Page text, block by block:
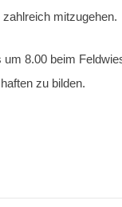
mitzugehen.
um 8.00 beim
zu bilden.